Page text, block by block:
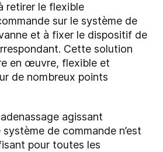
retirer le flexible
sur le système de
et à fixer le dispositif de
Cette solution
en œuvre, flexible et
de nombreux points
agissant
de commande n’est
pour toutes les